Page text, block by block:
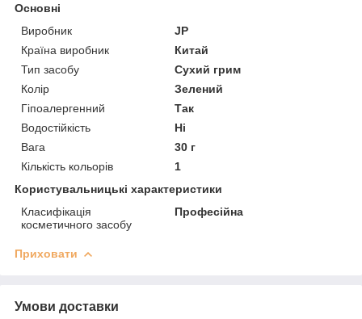
Основні
Виробник
JP
Країна виробник
Китай
Тип засобу
Сухий грим
Колір
Зелений
Гіпоалергенний
Так
Водостійкість
Ні
Вага
30 г
Кількість кольорів
1
Користувальницькі характеристики
Класифікація
косметичного засобу
Професійна
Приховати
Умови доставки